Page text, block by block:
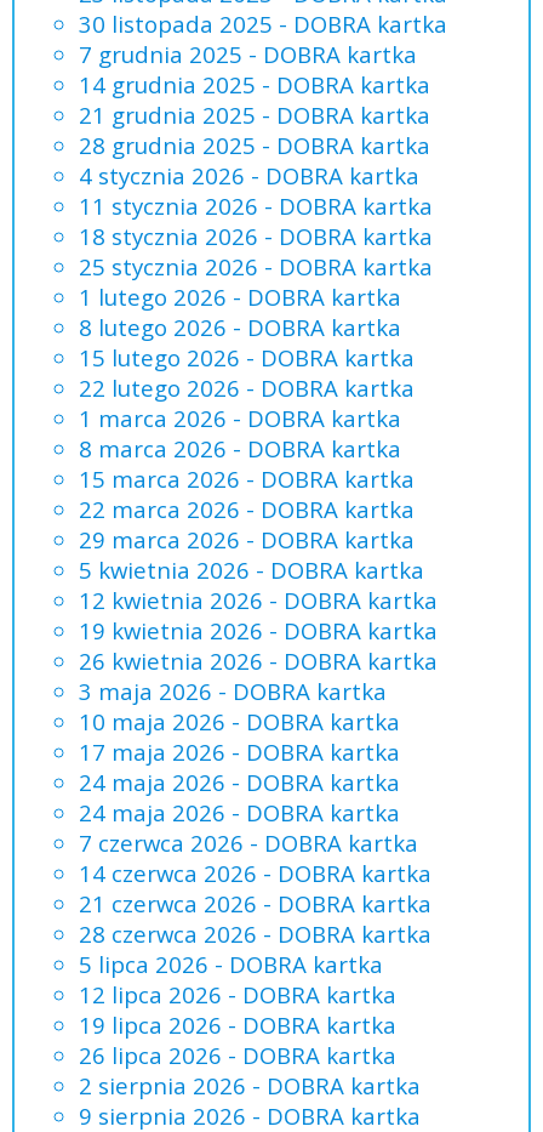
30 listopada 2025 - DOBRA kartka
7 grudnia 2025 - DOBRA kartka
14 grudnia 2025 - DOBRA kartka
21 grudnia 2025 - DOBRA kartka
28 grudnia 2025 - DOBRA kartka
4 stycznia 2026 - DOBRA kartka
11 stycznia 2026 - DOBRA kartka
18 stycznia 2026 - DOBRA kartka
25 stycznia 2026 - DOBRA kartka
1 lutego 2026 - DOBRA kartka
8 lutego 2026 - DOBRA kartka
15 lutego 2026 - DOBRA kartka
22 lutego 2026 - DOBRA kartka
1 marca 2026 - DOBRA kartka
8 marca 2026 - DOBRA kartka
15 marca 2026 - DOBRA kartka
22 marca 2026 - DOBRA kartka
29 marca 2026 - DOBRA kartka
5 kwietnia 2026 - DOBRA kartka
12 kwietnia 2026 - DOBRA kartka
19 kwietnia 2026 - DOBRA kartka
26 kwietnia 2026 - DOBRA kartka
3 maja 2026 - DOBRA kartka
10 maja 2026 - DOBRA kartka
17 maja 2026 - DOBRA kartka
24 maja 2026 - DOBRA kartka
24 maja 2026 - DOBRA kartka
7 czerwca 2026 - DOBRA kartka
14 czerwca 2026 - DOBRA kartka
21 czerwca 2026 - DOBRA kartka
28 czerwca 2026 - DOBRA kartka
5 lipca 2026 - DOBRA kartka
12 lipca 2026 - DOBRA kartka
19 lipca 2026 - DOBRA kartka
26 lipca 2026 - DOBRA kartka
2 sierpnia 2026 - DOBRA kartka
9 sierpnia 2026 - DOBRA kartka